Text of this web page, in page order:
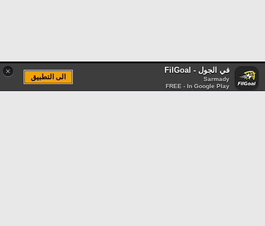
× في الجول - FilGoal
Sarmady
FREE - In Google Play
الى التطبيق